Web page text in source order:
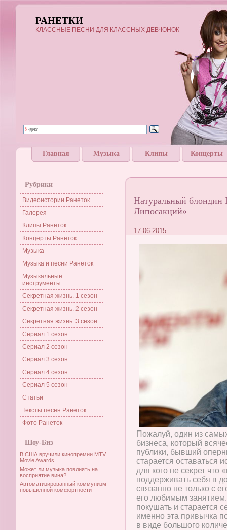
РАНЕТКИ
КЛАССНЫЕ ПЕСНИ ДЛЯ КЛАССНЫХ ДЕВЧОНОК
Главная Музыка Клипы Концерты
Рубрики
Видеоистории Ранеток
Галерея
Клипы Ранеток
Концерты Ранеток
Музыка
Музыка и песни Ранеток
Музыкальные
инструменты
Секретная жизнь. 1 сезон
Секретная жизнь. 2 сезон
Секретная жизнь. 3 сезон
Сериал 1 сезон
Сериал 2 сезон
Сериал 3 сезон
Сериал 4 сезон
Сериал 5 сезон
Статьи
Тексты песен Ранеток
Фото Ранеток
Шоу-Биз
В США вручили кинопремии MTV
Movie Awards
Может ли музыка повлиять на
восприятие вина?
Автоматизированный коммунизм
повышенной комфортности
Натуральный блондин
Липосакций»
17-06-2015
Пожалуй, один из
бизнеса, который
публики, бывший
старается оставаться
для кого не секрет что
поддерживать себя в
связанно не только с
его любимым
покушать и старается
именно эта привычка
в виде большого